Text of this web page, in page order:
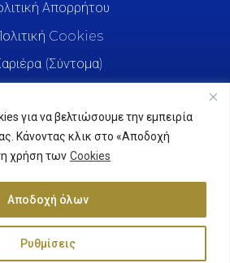
για να βελτιώσουμε την εμπειρία
Κάνοντας κλικ στο «Αποδοχή
χρήση των Cookies
Ρυθμίσεις
Αποδοχή όλων
Απορρήτου
Cookies
(Σύντομα)